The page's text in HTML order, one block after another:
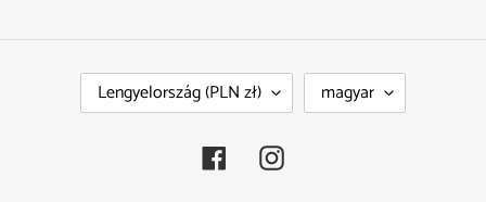
Lengyelország (PLN zł) magyar
FacebookInstagram